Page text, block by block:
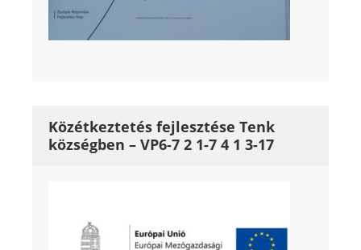
Közétkeztetés fejlesztése Tenk
községben – VP6-7 2 1-7 4 1 3-17